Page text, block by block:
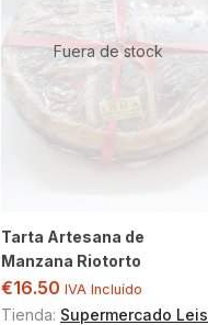
Fuera de stock
Tarta Artesana de
Manzana Riotorto
€16.50 IVA Incluído
Tienda: Supermercado Leis